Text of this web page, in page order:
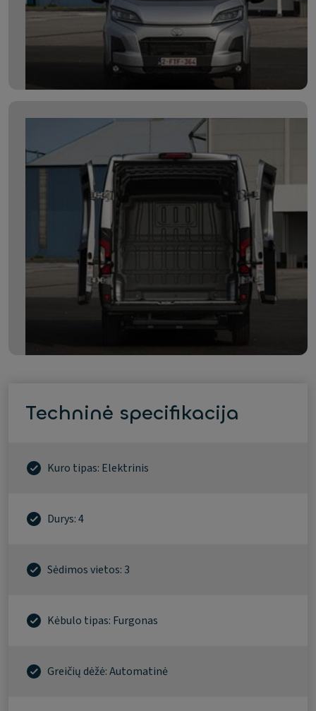
Techninė specifikacija
Kuro tipas: Elektrinis
Durys: 4
Sėdimos vietos: 3
Kėbulo tipas: Furgonas
Greičių dėžė: Automatinė